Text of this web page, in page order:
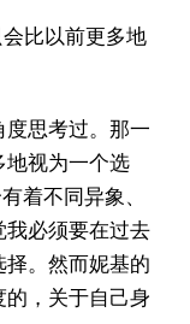
比以前更多地
思考过。那一
地视为一个选
着不同异象、
我必须要在过去
。然而妮基的
，关于自己身